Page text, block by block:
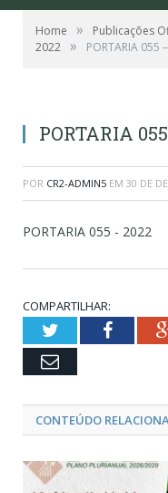
Home » Publicações
2022 » PORTARIA 055
PORTARIA
POR CR2-ADMIN5 EM 30 DE
PORTARIA 055 - 2022
COMPARTILHAR:
Twitter
Email
CONTEÚDO